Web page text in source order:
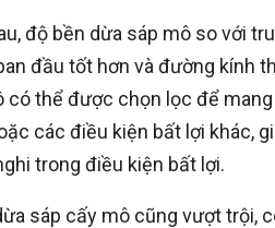
độ bền dừa sáp mô so với
đầu tốt hơn và đường kính
có thể được chọn lọc để
các điều kiện bất lợi khác,
trong điều kiện bất lợi.
sáp cấy mô cũng vượt trội,